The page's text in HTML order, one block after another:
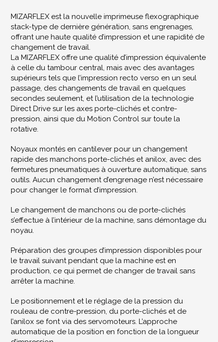
MIZARFLEX est la nouvelle imprimeuse flexographique
stack-type de dernière génération, sans engrenages,
offrant une haute qualité d’impression et une rapidité de
changement de travail.
La MIZARFLEX offre une qualité d’impression équivalente
à celle du tambour central, mais avec des avantages
supérieurs tels que l’impression recto verso en un seul
passage, des changements de travail en quelques
secondes seulement, et l’utilisation de la technologie
Direct Drive sur les axes porte-clichés et contre-
pression, ainsi que du Motion Control sur toute la
rotative.
Noyaux montés en cantilever pour un changement
rapide des manchons porte-clichés et anilox, avec des
fermetures pneumatiques à ouverture automatique, sans
outils. Aucun changement d’engrenage n’est nécessaire
pour changer le format d’impression.
Le changement de manchons ou de porte-clichés
s’effectue à l’intérieur de la machine, sans démontage du
noyau.
Préparation des groupes d’impression disponibles pour
le travail suivant pendant que la machine est en
production, ce qui permet de changer de travail sans
arrêter la machine.
Le positionnement et le réglage de la pression du
rouleau de contre-pression, du porte-clichés et de
l’anilox se font via des servomoteurs. L’approche
automatique de la position en fonction de la longueur